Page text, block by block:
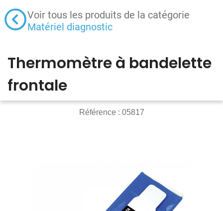
Voir tous les produits de la catégorie
Matériel diagnostic
Thermomètre à bandelette
frontale
Référence : 05817